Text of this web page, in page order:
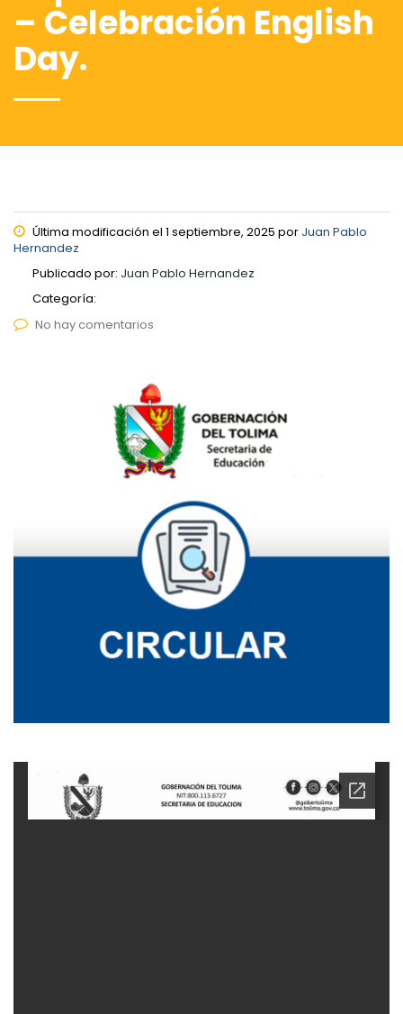
– Celebración English
Day.
Última modificación el 1 septiembre, 2025 por Juan Pablo
Hernandez
Publicado por: Juan Pablo Hernandez
Categoría:
No hay comentarios